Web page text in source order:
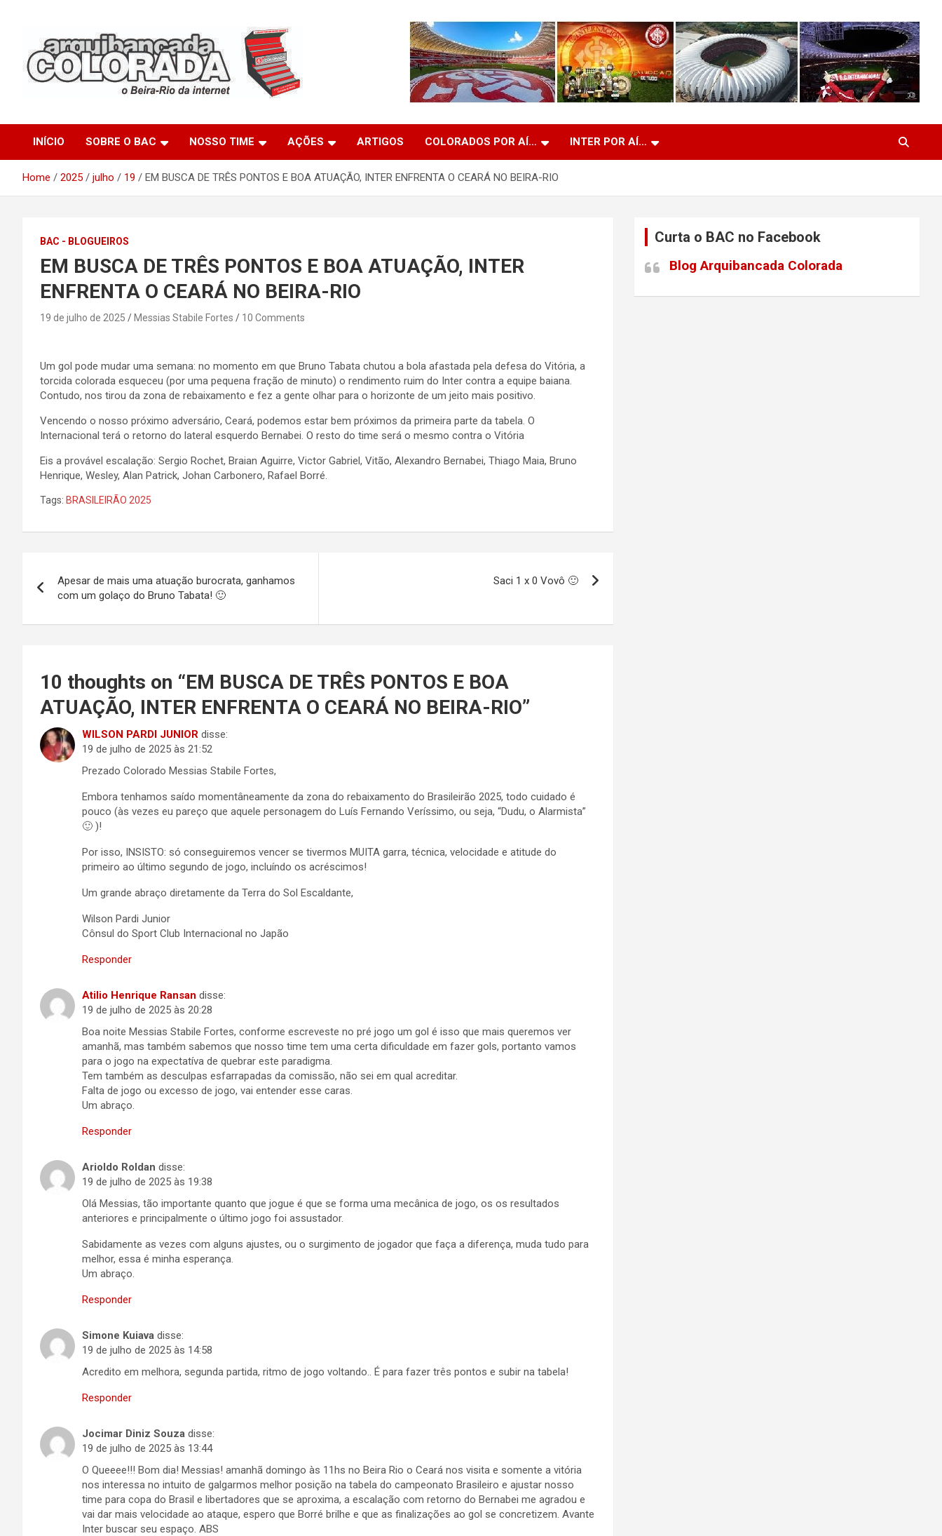
Arquibancada Colorada
INÍCIO SOBRE O BAC NOSSO TIME AÇÕES ARTIGOS COLORADOS POR AÍ… INTER POR AÍ…
Home 2025 julho 19 EM BUSCA DE TRÊS PONTOS E BOA ATUAÇÃO, INTER ENFRENTA O CEARÁ NO BEIRA-RIO
BAC - BLOGUEIROS
EM BUSCA DE TRÊS PONTOS E BOA ATUAÇÃO, INTER
ENFRENTA O CEARÁ NO BEIRA-RIO
19 de julho de 2025 Messias Stabile Fortes 10 Comments
Um gol pode mudar uma semana: no momento em que Bruno Tabata chutou a bola afastada pela defesa do Vitória, a
torcida colorada esqueceu (por uma pequena fração de minuto) o rendimento ruim do Inter contra a equipe baiana.
Contudo, nos tirou da zona de rebaixamento e fez a gente olhar para o horizonte de um jeito mais positivo.
Vencendo o nosso próximo adversário, Ceará, podemos estar bem próximos da primeira parte da tabela. O
Internacional terá o retorno do lateral esquerdo Bernabei. O resto do time será o mesmo contra o Vitória
Eis a provável escalação: Sergio Rochet, Braian Aguirre, Victor Gabriel, Vitão, Alexandro Bernabei, Thiago Maia, Bruno
Henrique, Wesley, Alan Patrick, Johan Carbonero, Rafael Borré.
Tags: BRASILEIRÃO 2025
de
Post
Apesar de mais uma atuação burocrata, ganhamos
com um golaço do Bruno Tabata! 🙂
Saci 1 x 0 Vovô 🙂
10 thoughts on “EM BUSCA DE TRÊS PONTOS E BOA
ATUAÇÃO, INTER ENFRENTA O CEARÁ NO BEIRA-RIO”
WILSON PARDI JUNIOR disse:
19 de julho de 2025 às 21:52
Prezado Colorado Messias Stabile Fortes,
Embora tenhamos saído momentâneamente da zona do rebaixamento do Brasileirão 2025, todo cuidado é
pouco (às vezes eu pareço que aquele personagem do Luís Fernando Veríssimo, ou seja, “Dudu, o Alarmista”
🙂 )!
Por isso, INSISTO: só conseguiremos vencer se tivermos MUITA garra, técnica, velocidade e atitude do
primeiro ao último segundo de jogo, incluíndo os acréscimos!
Um grande abraço diretamente da Terra do Sol Escaldante,
Wilson Pardi Junior
Cônsul do Sport Club Internacional no Japão
Responder
Atilio Henrique Ransan disse:
19 de julho de 2025 às 20:28
Boa noite Messias Stabile Fortes, conforme escreveste no pré jogo um gol é isso que mais queremos ver
amanhã, mas também sabemos que nosso time tem uma certa dificuldade em fazer gols, portanto vamos
para o jogo na expectatíva de quebrar este paradigma.
Tem também as desculpas esfarrapadas da comissão, não sei em qual acreditar.
Falta de jogo ou excesso de jogo, vai entender esse caras.
Um abraço.
Responder
Arioldo Roldan disse:
19 de julho de 2025 às 19:38
Olá Messias, tão importante quanto que jogue é que se forma uma mecânica de jogo, os os resultados
anteriores e principalmente o último jogo foi assustador.
Sabidamente as vezes com alguns ajustes, ou o surgimento de jogador que faça a diferença, muda tudo para
melhor, essa é minha esperança.
Um abraço.
Responder
Simone Kuiava disse:
19 de julho de 2025 às 14:58
Acredito em melhora, segunda partida, ritmo de jogo voltando.. É para fazer três pontos e subir na tabela!
Responder
Jocimar Diniz Souza disse:
19 de julho de 2025 às 13:44
O Queeee!!! Bom dia! Messias! amanhã domingo às 11hs no Beira Rio o Ceará nos visita e somente a vitória
nos interessa no intuito de galgarmos melhor posição na tabela do campeonato Brasileiro e ajustar nosso
time para copa do Brasil e libertadores que se aproxima, a escalação com retorno do Bernabei me agradou e
vai dar mais velocidade ao ataque, espero que Borré brilhe e que as finalizações ao gol se concretizem. Avante
Inter buscar seu espaço. ABS
Curta o BAC no Facebook
Blog Arquibancada Colorada